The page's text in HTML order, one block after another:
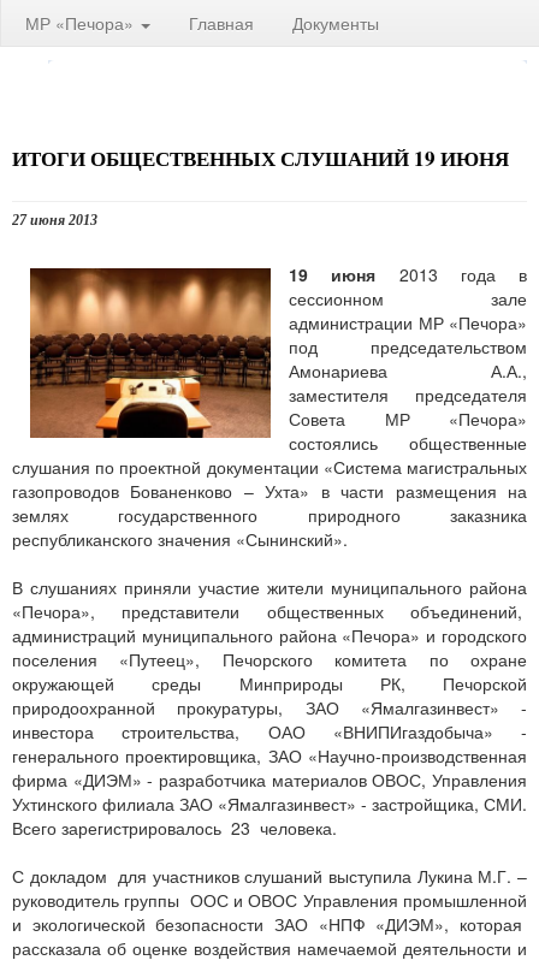
МР «Печора» Главная Документы
ИТОГИ ОБЩЕСТВЕННЫХ СЛУШАНИЙ 19 ИЮНЯ
27 июня 2013
19 июня 2013 года в
сессионном зале
администрации МР «Печора»
под председательством
Амонариева А.А.,
заместителя председателя
Совета МР «Печора»
состоялись общественные
слушания по проектной документации «Система магистральных
газопроводов Бованенково – Ухта» в части размещения на
землях государственного природного заказника
республиканского значения «Сынинский».
В слушаниях приняли участие жители муниципального района
«Печора», представители общественных объединений,
администраций муниципального района «Печора» и городского
поселения «Путеец», Печорского комитета по охране
окружающей среды Минприроды РК, Печорской
природоохранной прокуратуры, ЗАО «Ямалгазинвест» -
инвестора строительства, ОАО «ВНИПИгаздобыча» -
генерального проектировщика, ЗАО «Научно-производственная
фирма «ДИЭМ» - разработчика материалов ОВОС, Управления
Ухтинского филиала ЗАО «Ямалгазинвест» - застройщика, СМИ.
Всего зарегистрировалось 23 человека.
С докладом для участников слушаний выступила Лукина М.Г. –
руководитель группы ООС и ОВОС Управления промышленной
и экологической безопасности ЗАО «НПФ «ДИЭМ», которая
рассказала об оценке воздействия намечаемой деятельности и